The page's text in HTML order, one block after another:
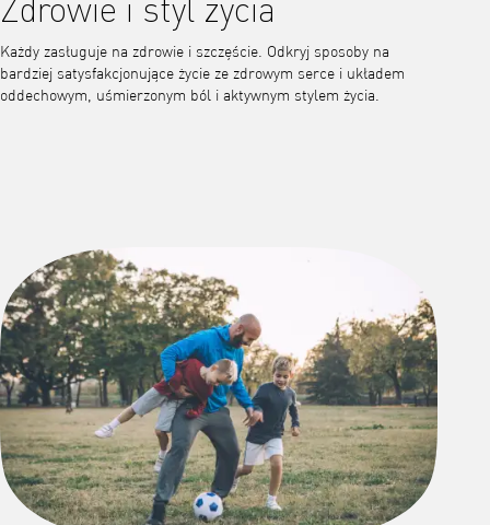
Każdy zasługuje na zdrowie i szczęście. Odkryj sposoby na
bardziej satysfakcjonujące życie ze zdrowym serce i układem
oddechowym, uśmierzonym ból i aktywnym stylem życia.